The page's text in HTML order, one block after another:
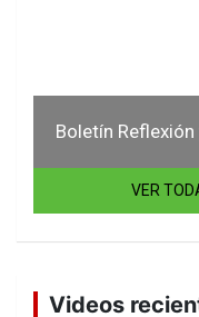
Boletín
VER
Videos